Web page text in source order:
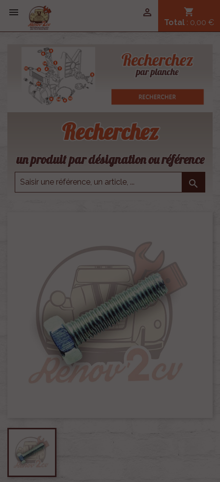
 shopping_cart
Total : 0,00 €

Recherchez
un produit par désignation ou référence
